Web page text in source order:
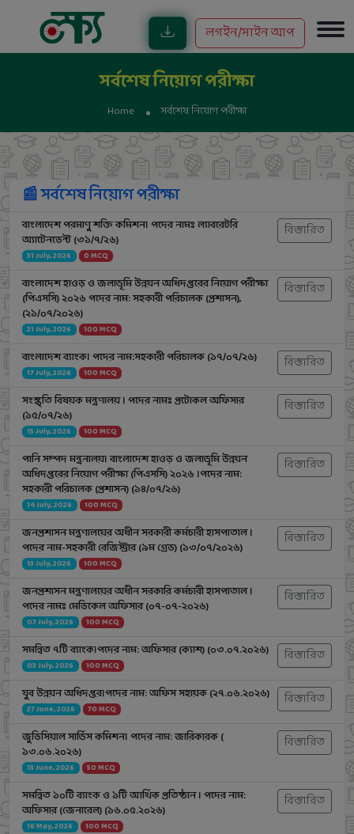
লগইন/সাইন আপ
সর্বশেষ নিয়োগ পরীক্ষা
Home সর্বশেষ নিয়োগ পরীক্ষা
📰 সর্বশেষ নিয়োগ পরীক্ষা
বাংলাদেশ পরমাণু শক্তি কমিশন। পদের নামঃ ল্যাবরেটরি
অ্যাটেনডেন্ট (৩১/৭/২৬)
31 July, 2026 0 MCQ
বিস্তারিত
বাংলাদেশ হাওড় ও জলাভূমি উন্নয়ন অধিদপ্তরের নিয়োগ পরীক্ষা
(পিএসসি) ২০২৬ পদের নাম: সহকারী পরিচালক (প্রশাসন),
(২১/০৭/২০২৬)
21 July, 2026 100 MCQ
বিস্তারিত
বাংলাদেশ ব্যাংক। পদের নাম:সহকারী পরিচালক (১৭/০৭/২৬)
17 July, 2026 100 MCQ
বিস্তারিত
সংস্কৃতি বিষয়ক মন্ত্রণালয় । পদের নামঃ প্রটোকল অফিসার
(১৫/০৭/২৬)
15 July, 2026 100 MCQ
বিস্তারিত
পানি সম্পদ মন্ত্রনালয়। বাংলাদেশ হাওড় ও জলাভূমি উন্নয়ন
অধিদপ্তরের নিয়োগ পরীক্ষা (পিএসসি) ২০২৬ ।পদের নাম:
সহকারী পরিচালক (প্রশাসন) (১৪/০৭/২৬)
14 July, 2026 100 MCQ
বিস্তারিত
জনপ্রশাসন মন্ত্রণালয়ের অধীন সরকারী কর্মচারী হাসপাতাল ।
পদের নাম-সহকারী রেজিস্ট্রার (৯ম গ্রেড) (১৩/০৭/২০২৬)
13 July, 2026 100 MCQ
বিস্তারিত
জনপ্রশাসন মন্ত্রণালয়ের অধীন সরকারি কর্মচারী হাসপাতাল ।
পদের নামঃ মেডিকেল অফিসার (০৭-০৭-২০২৬)
07 July, 2026 100 MCQ
বিস্তারিত
সমন্বিত ৭টি ব্যাংক।পদের নাম: অফিসার (ক্যাশ) (০৩.০৭.২০২৬)
03 July, 2026 100 MCQ
বিস্তারিত
যুব উন্নয়ন অধিদপ্তর।পদের নাম: অফিস সহায়ক (২৭.০৬.২০২৬)
27 June, 2026 70 MCQ
বিস্তারিত
জুডিসিয়াল সার্ভিস কমিশন। পদের নাম: জারিকারক (
১৩.০৬.২০২৬)
13 June, 2026 50 MCQ
বিস্তারিত
সমন্বিত ১০টি ব্যাংক ও ১টি আর্থিক প্রতিষ্ঠান । পদের নাম:
অফিসার (জেনারেল) (১৬.০৫.২০২৬)
16 May, 2026 100 MCQ
বিস্তারিত